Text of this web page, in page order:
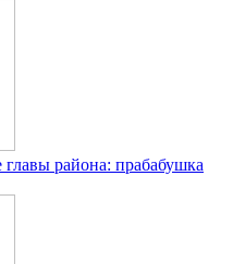
района: прабабушка